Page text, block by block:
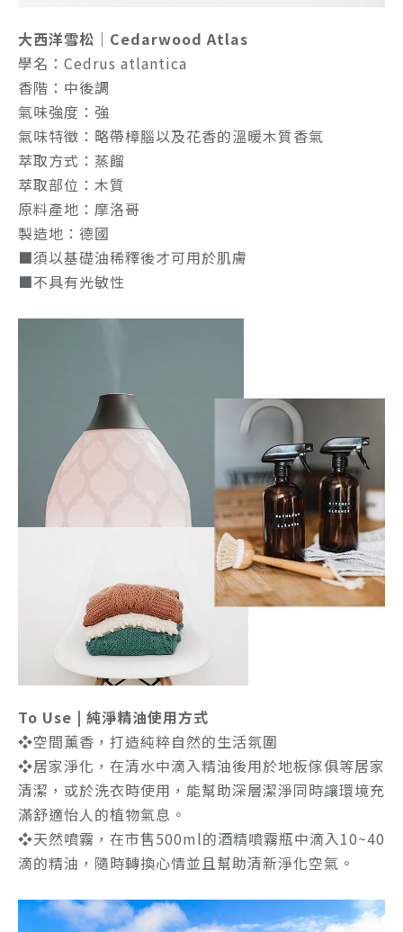
大西洋雪松｜Cedarwood Atlas
學名：Cedrus atlantica
香階：中後調
氣味強度：強
氣味特徵：略帶樟腦以及花香的溫暖木質香氣
萃取方式：蒸餾
萃取部位：木質
原料產地：摩洛哥
製造地：德國
■須以基礎油稀釋後才可用於肌膚
■不具有光敏性
To Use | 純淨精油使用方式
❖空間薰香，打造純粹自然的生活氛圍
❖居家淨化，在清水中滴入精油後用於地板傢俱等居家
清潔，或於洗衣時使用，能幫助深層潔淨同時讓環境充
滿舒適怡人的植物氣息。
❖天然噴霧，在市售500ml的酒精噴霧瓶中滴入10~40
滴的精油，隨時轉換心情並且幫助清新淨化空氣。